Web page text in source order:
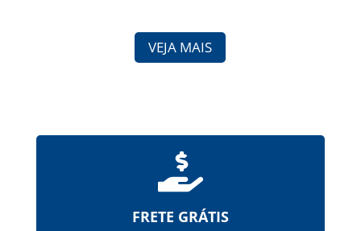
VEJA MAIS

FRETE GRÁTIS